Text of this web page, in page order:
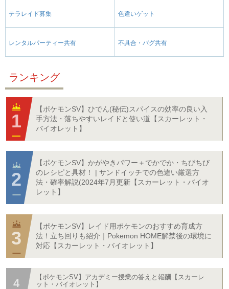
テラレイド募集 色違いゲット
レンタルパーティー共有 不具合・バグ共有
ランキング
【ポケモンSV】ひでん(秘伝)スパイスの効率の良い入
手方法・落ちやすいレイドと使い道【スカーレット・
バイオレット】
【ポケモンSV】かがやきパワー＋でかでか・ちびちび
のレシピと具材！ | サンドイッチでの色違い厳選方
法・確率解説(2024年7月更新【スカーレット・バイオ
レット】
【ポケモンSV】レイド用ポケモンのおすすめ育成方
法！立ち回りも紹介｜Pokemon HOME解禁後の環境に
対応【スカーレット・バイオレット】
【ポケモンSV】アカデミー授業の答えと報酬【スカーレ
ット・バイオレット】